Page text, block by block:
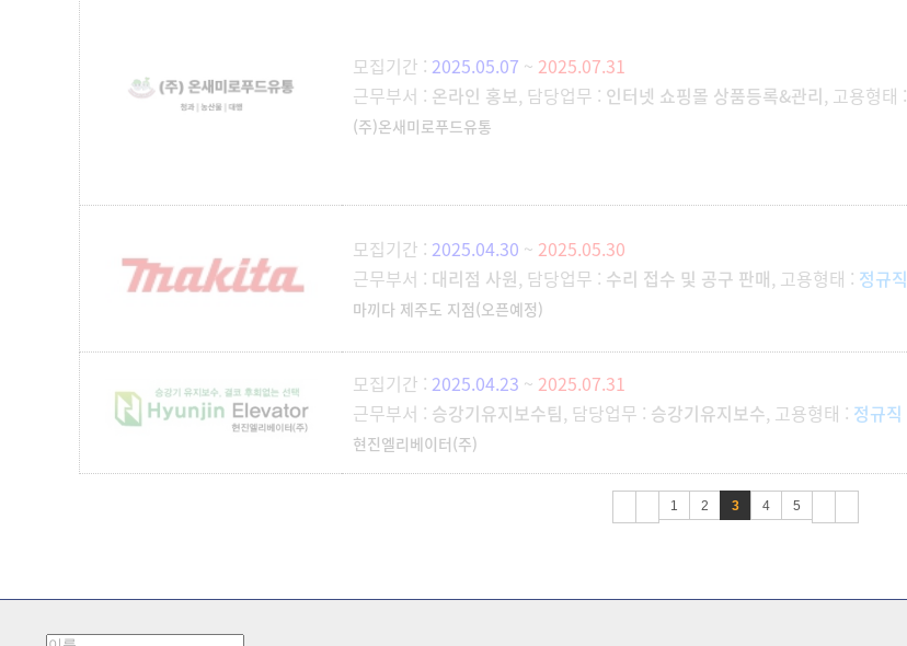
모집기간 : 2025.05.07 ~ 2025.07.31
근무부서 : 온라인 홍보 , 담당업무 : 인터넷 쇼핑몰 상품등록&관리, 고용형태 :
(주)온새미로푸드유통
모집기간 : 2025.04.30 ~ 2025.05.30
근무부서 : 대리점 사원, 담당업무 : 수리 접수 및 공구 판매, 고용형태 : 정규직
마끼다 제주도 지점(오픈예정)
모집기간 : 2025.04.23 ~ 2025.07.31
근무부서 : 승강기유지보수팀, 담당업무 : 승강기유지보수, 고용형태 : 정규직
현진엘리베이터(주)
1 2 3 4 5